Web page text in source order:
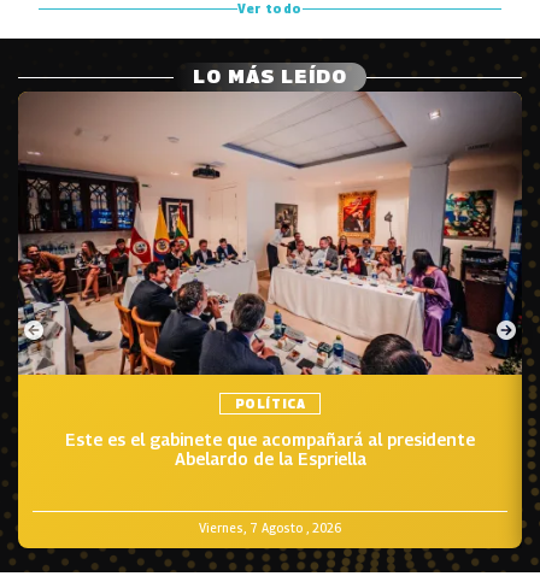
inédito que luego grabó Jorge Oñate.
Ver todo
LO MÁS LEÍDO
POLÍTICA
Viernes, 7 Agosto , 2026
Este es el gabinete que acompañará al presidente
Abelardo de la Espriella